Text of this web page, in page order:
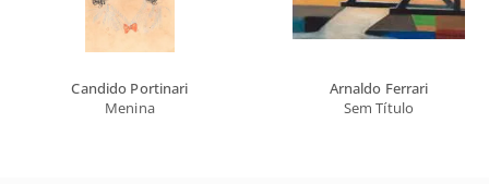
Candido Portinari
Menina
Arnaldo Ferrari
Sem Título